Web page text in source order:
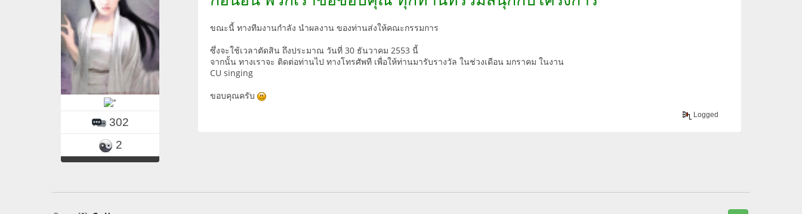
302
2
ขณะนี้ ทางทีมงานกำลัง นำผลงาน ของท่านส่งให้คณะกรรมการ
ซึ่งจะใช้เวลาตัดสิน ถึงประมาณ วันที่ 30 ธันวาคม 2553 นี้
จากนั้น ทางเราจะ ติดต่อท่านไป ทางโทรศัพทื เพื่อให้ท่านมารับรางวัล ในช่วงเดือน มกราคม ในงาน
CU singing
ขอบคุณครับ
Logged